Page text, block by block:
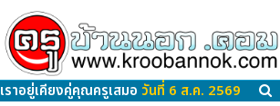
เราอยู่เคียงคู่คุณครูเสมอ วันที่ 6 ส.ค. 2569